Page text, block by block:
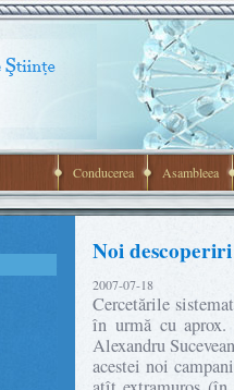
Conducerea Asambleea
Noi
2007-07-18
Cercetările
în urmă cu
Alexandru
acestei noi